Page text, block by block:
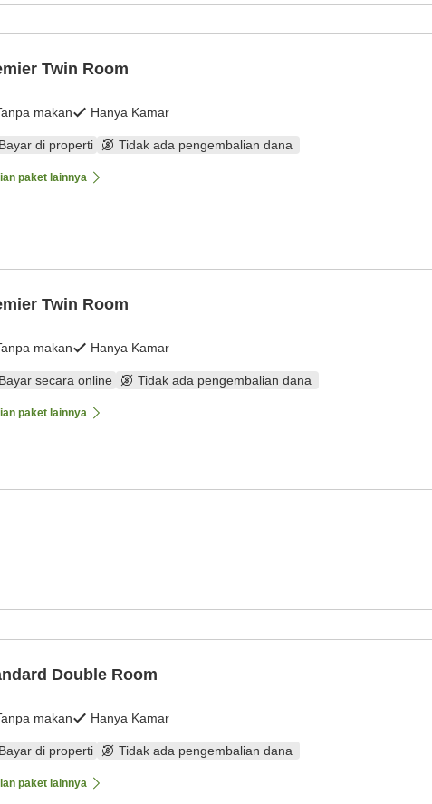
Twin Room
makan Hanya Kamar
Bayar di properti Tidak ada pengembalian dana
paket lainnya
Twin Room
makan Hanya Kamar
Bayar secara online Tidak ada pengembalian dana
paket lainnya
Double Room
makan Hanya Kamar
Bayar di properti Tidak ada pengembalian dana
paket lainnya